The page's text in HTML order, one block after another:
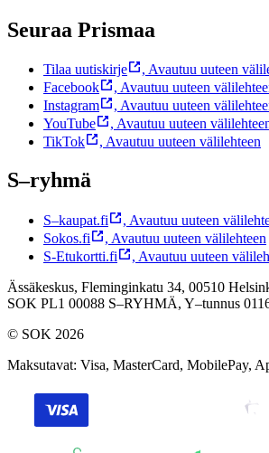
Seuraa Prismaa
Tilaa uutiskirje , Avautuu uuteen
Facebook
, Avautuu uuteen
Instagram
, Avautuu uuteen
YouTube
, Avautuu uuteen
TikTok
, Avautuu uuteen välilehteen
S–ryhmä
S–kaupat.fi , Avautuu uuteen
Sokos.fi
, Avautuu uuteen välilehteen
S-Etukortti.fi
, Avautuu uuteen
Ässäkeskus, Fleminginkatu 34, 00510
SOK PL1 00088 S–RYHMÄ, Y–tunnus
© SOK 2026
Maksutavat: Visa, MasterCard, MobilePay,